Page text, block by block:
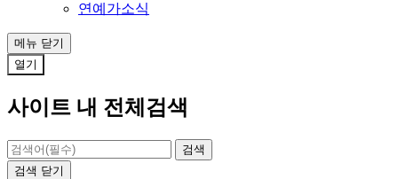
연예가소식
메뉴 닫기
열기
사이트 내 전체검색
검색 닫기